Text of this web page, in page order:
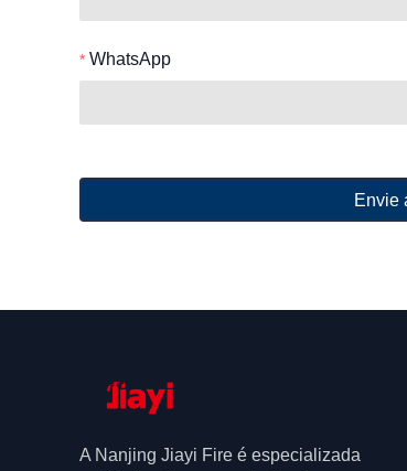
WhatsApp
Envie
A Nanjing Jiayi Fire é especializada